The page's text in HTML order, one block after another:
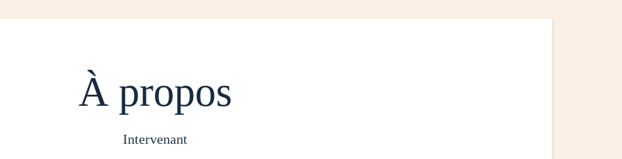
À propos
intervenant